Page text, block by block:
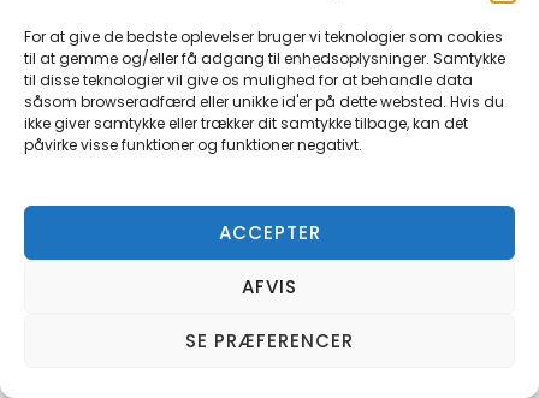
For at give de bedste oplevelser bruger vi teknologier som cookies
til at gemme og/eller få adgang til enhedsoplysninger. Samtykke
til disse teknologier vil give os mulighed for at behandle data
såsom browseradfærd eller unikke id'er på dette websted. Hvis du
ikke giver samtykke eller trækker dit samtykke tilbage, kan det
påvirke visse funktioner og funktioner negativt.
ACCEPTER
AFVIS
SE PRÆFERENCER
Hvad er en billig Valentinsdag gave?
Er oplevelser gode som Valentinsdag
gaver?
Hvordan gør jeg en Valentinsdag gave
personlig?
Hvad kan jeg give i sidste øjeblik på